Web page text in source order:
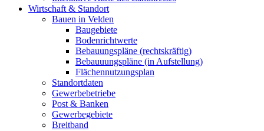
Wirtschaft & Standort
Bauen in Velden
Baugebiete
Bodenrichtwerte
Bebauungspläne (rechtskräftig)
Bebauuungspläne (in Aufstellung)
Flächennutzungsplan
Standortdaten
Gewerbebetriebe
Post & Banken
Gewerbegebiete
Breitband